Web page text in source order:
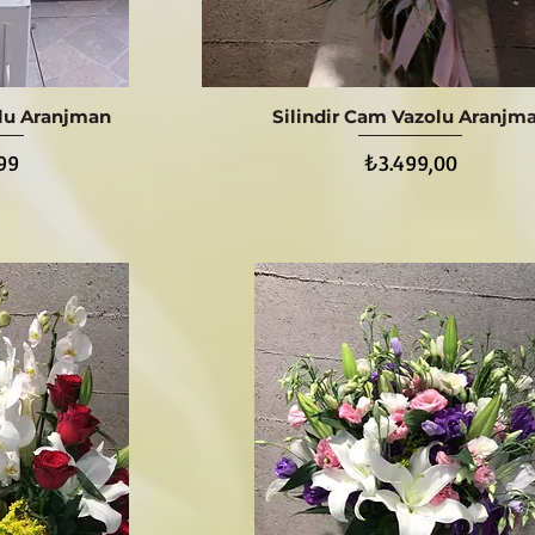
Aranjman Hızlı Bakış
Silindir Cam Vazolu
Fiyat
₺3.499,00